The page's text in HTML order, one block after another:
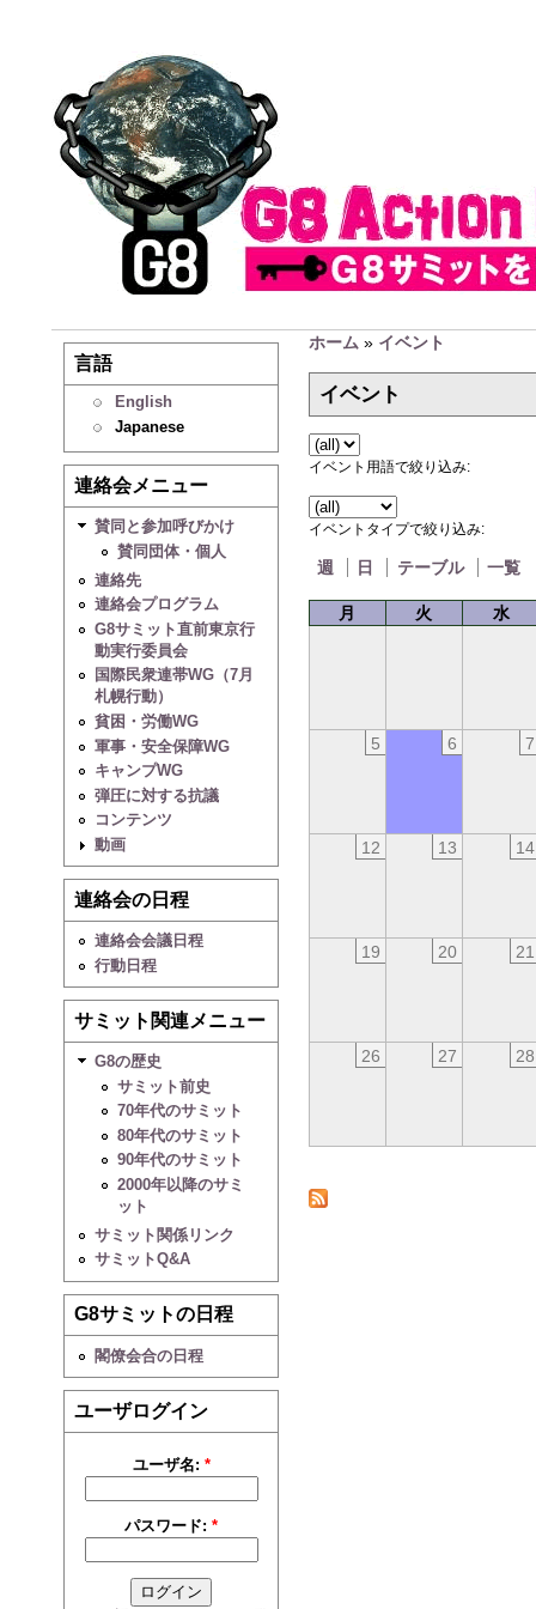
言語
English
Japanese
連絡会メニュー
賛同と参加呼びかけ
賛同団体・個人
連絡先
連絡会プログラム
G8サミット直前東京行
動実行委員会
国際民衆連帯WG（7月
札幌行動）
貧困・労働WG
軍事・安全保障WG
キャンプWG
弾圧に対する抗議
コンテンツ
動画
連絡会の日程
連絡会会議日程
行動日程
サミット関連メニュー
G8の歴史
サミット前史
70年代のサミット
80年代のサミット
90年代のサミット
2000年以降のサミ
ット
サミット関係リンク
サミットQ&A
G8サミットの日程
閣僚会合の日程
ユーザログイン
ユーザ名: *
パスワード:*
ホーム » イベント
イベント
イベント用語で絞り込み:
イベントタイプで絞り込み:
週 日 テーブル 一覧
月 火 水
5 6 7
12 13 14
19 20 21
26 27 28